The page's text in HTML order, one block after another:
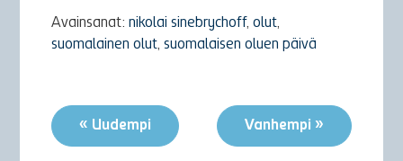
Avainsanat:nikolai sinebrychoff,olut,
suomalainen olut,suomalaisen oluen päivä
Vanhempi »
« Uudempi